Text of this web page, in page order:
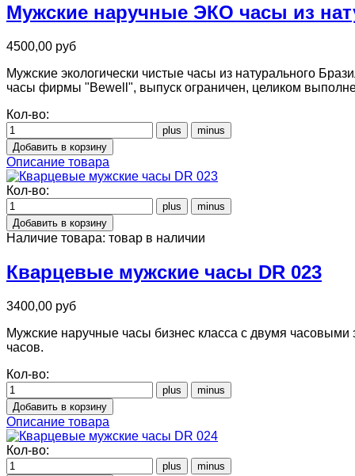
Мужские наручные ЭКО часы из
4500,00 руб
Мужские экологически чистые часы из натурального
часы фирмы "Bewell", выпуск ограничен, целиком
Кол-во:
Описание товара
Кол-во:
Наличие товара: товар в наличии
Кварцевые мужские часы DR 023
3400,00 руб
Мужские наручные часы бизнес класса с двумя
часов.
Кол-во:
Описание товара
Кол-во: